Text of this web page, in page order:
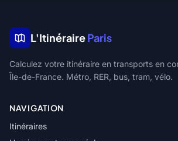
L'ItinéraireParis
Calculez votre itinéraire en transports en
Île-de-France. Métro, RER, bus, tram, vélo.
NAVIGATION
Itinéraires